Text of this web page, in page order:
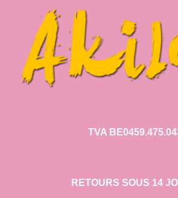
TVA
RETOURS SOUS 14